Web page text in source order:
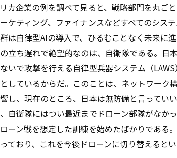
カ企業の例を調べて見ると、戦略部門を丸ご
ケティング、ファイナンスなどすべてのシス
は自律型AIの導入で、ひるむことなく未来に進
立ち遅れで絶望的なのは、自衛隊である。日
いで攻撃を行える自律型兵器システム（
しているからだ。このことは、ネットワーク
し、現在のところ、日本は無防備と言っていい
自衛隊にはつい最近までドローン部隊がなか
ーン戦を想定した訓練を始めたばかりである
ており、これを今後ドローンに切り替えるとい